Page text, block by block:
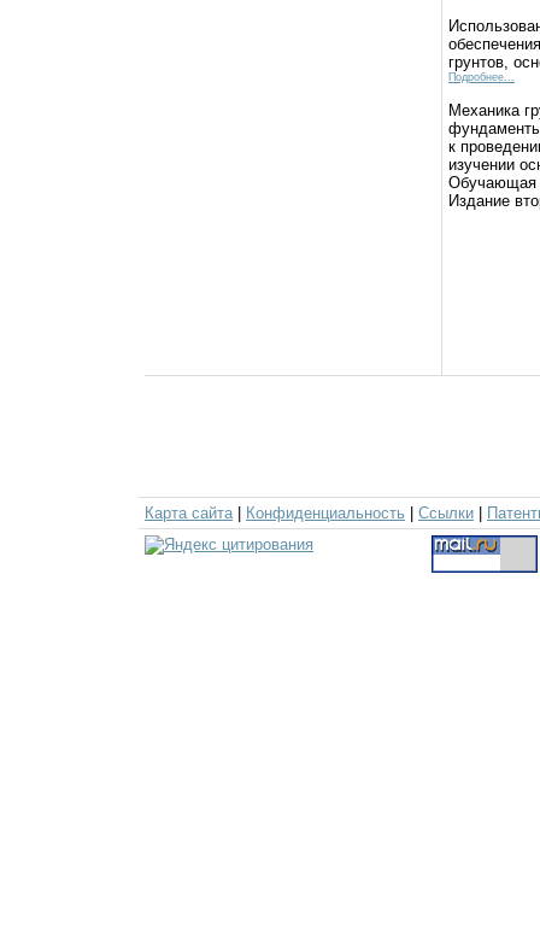
грунтов,
Подробнее...
Механика
к
изучении
Обучающая
Издание
Карта сайта| Конфиденциальность Ссылки